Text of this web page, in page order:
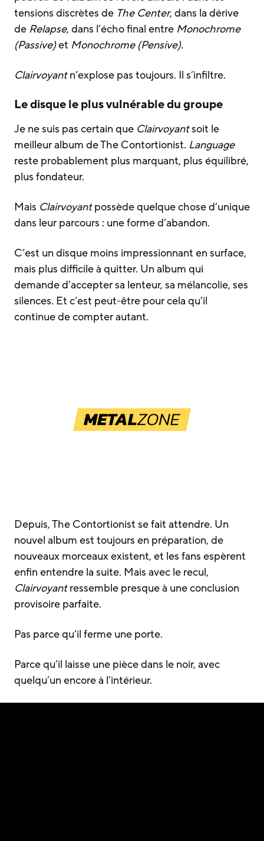
tensions discrètes de The Center, dans la dérive
de Relapse, dans l’écho final entre Monochrome
(Passive)et Monochrome (Pensive).
Clairvoyantn’explose pas toujours. Il s’infiltre.
Le disque le plus vulnérable du groupe
Je ne suis pas certain que Clairvoyantsoit le
meilleur album de The Contortionist. Language
reste probablement plus marquant, plus équilibré,
plus fondateur.
Mais Clairvoyantpossède quelque chose d’unique
dans leur parcours : une forme d’abandon.
C’est un disque moins impressionnant en surface,
mais plus difficile à quitter. Un album qui
demande d’accepter sa lenteur, sa mélancolie, ses
silences. Et c’est peut-être pour cela qu’il
continue de compter autant.
Depuis, The Contortionist se fait attendre. Un
nouvel album est toujours en préparation, de
nouveaux morceaux existent, et les fans espèrent
enfin entendre la suite. Mais avec le recul,
Clairvoyantressemble presque à une conclusion
provisoire parfaite.
Pas parce qu’il ferme une porte.
Parce qu’il laisse une pièce dans le noir, avec
quelqu’un encore à l’intérieur.